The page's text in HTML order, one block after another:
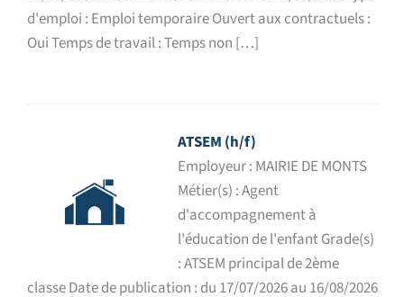
d'emploi : Emploi temporaire Ouvert aux contractuels :
Oui Temps de travail : Temps non […]
ATSEM (h/f)
Employeur : MAIRIE DE MONTS
Métier(s) : Agent
d'accompagnement à
l'éducation de l'enfant Grade(s)
: ATSEM principal de 2ème
classe Date de publication : du 17/07/2026 au 16/08/2026